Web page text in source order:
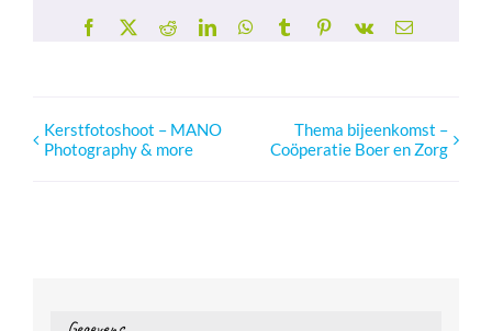
Facebook
X RedditLinkedInWhatsApp
TumblrPinterest
Vk
E-
Kerstfotoshoot – MANO
Photography & more
Thema bijeenkomst –
Coöperatie Boer en Zorg